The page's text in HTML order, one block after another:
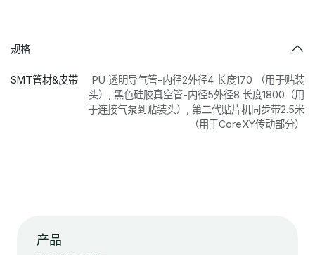
规格
SMT管材&皮带
PU 透明导气管-内径2外径4 长度170 （用于贴装
头）
黑色硅胶真空管-内径5外径8 长度1800（用
于连接气泵到贴装头）
第二代贴片机同步带2.5米
（用于CoreXY传动部分）
产品